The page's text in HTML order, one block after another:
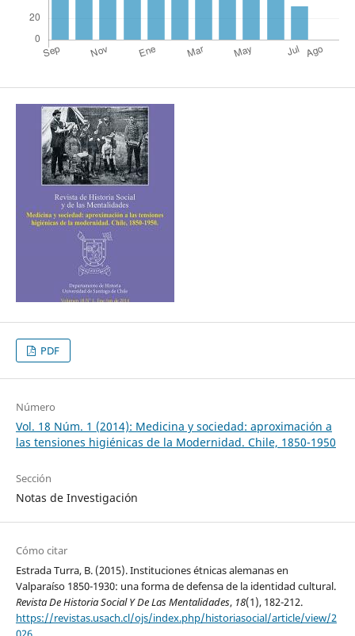
PDF
Número
Vol. 18 Núm. 1 (2014): Medicina y sociedad: aproximación a
las tensiones higiénicas de la Modernidad. Chile, 1850-1950
Sección
Notas de Investigación
Cómo citar
Estrada Turra, B. (2015). Instituciones étnicas alemanas en
Valparaíso 1850-1930: una forma de defensa de la identidad cultural.
Revista De Historia Social Y De Las Mentalidades, 18(1), 182-212.
https://revistas.usach.cl/ojs/index.php/historiasocial/article/view/2